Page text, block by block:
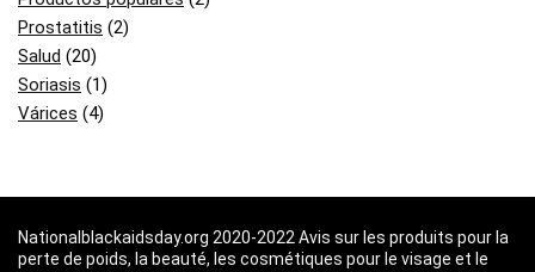
Prostatitis (2)
Salud (20)
Soriasis (1)
Várices (4)
Nationalblackaidsday.org 2020-2022 Avis sur les produits pour la
perte de poids, la beauté, les cosmétiques pour le visage et le